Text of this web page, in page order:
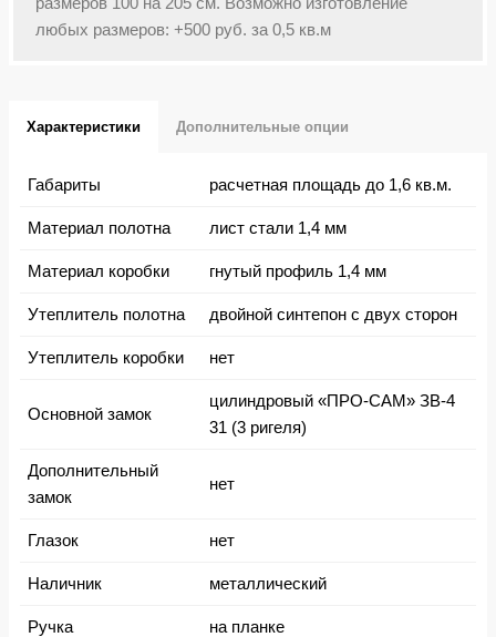
любых размеров: +500 руб. за 0,5 кв.м
Характеристики Дополнительные опции
Габариты расчетная площадь до 1,6 кв.м.
Материал полотна лист стали 1,4 мм
Материал коробки гнутый профиль 1,4 мм
Утеплитель полотна двойной синтепон с двух сторон
Утеплитель коробки нет
Основной замок
цилиндровый «ПРО-САМ» ЗВ-4
31 (3 ригеля)
Дополнительный
замок
нет
Глазок нет
Наличник металлический
Ручка на планке